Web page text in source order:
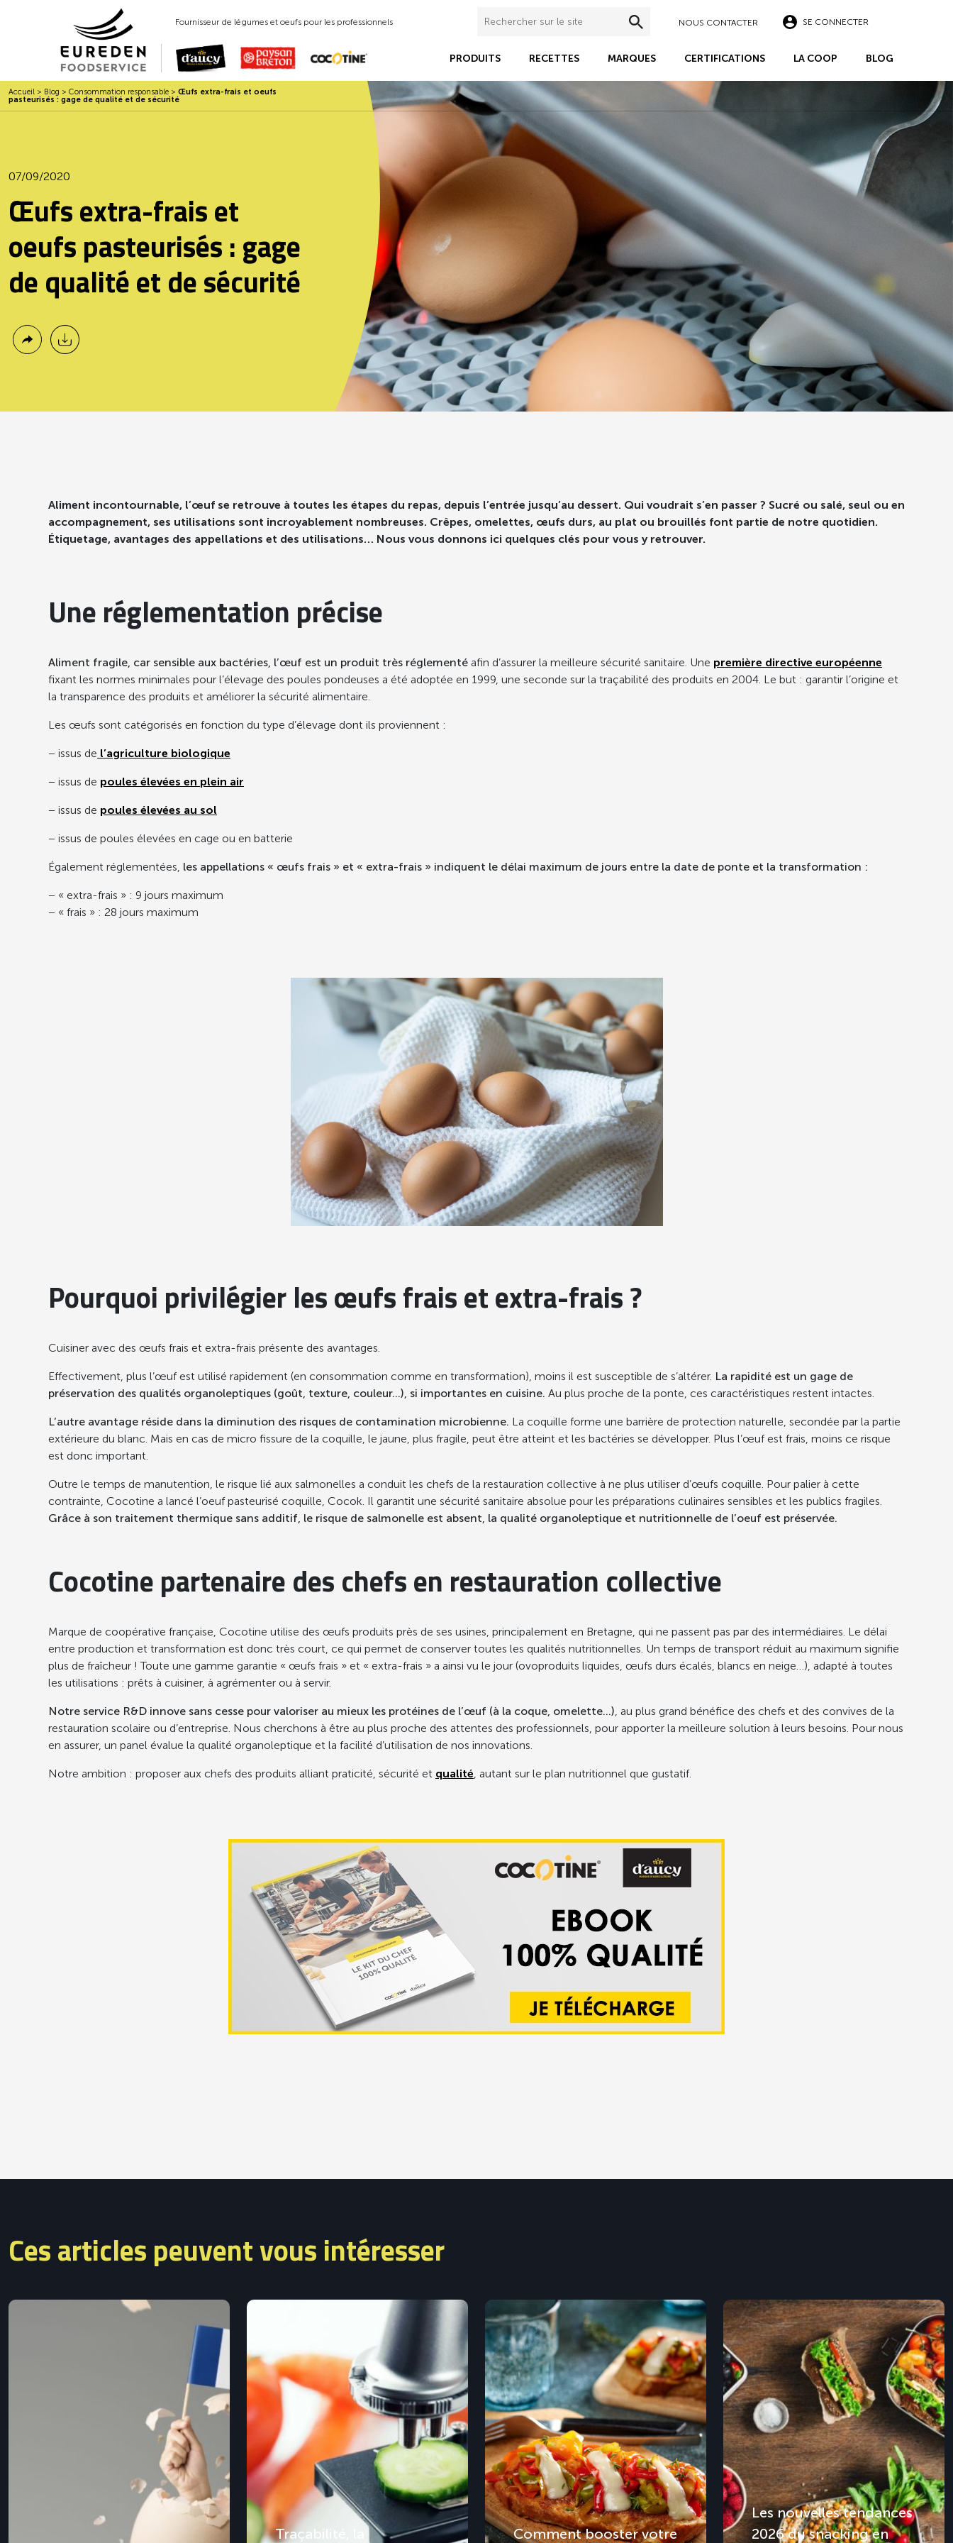
Fournisseur de légumes et oeufs pour les professionnels NOUS CONTACTER SE CONNECTER
PRODUITS RECETTES MARQUES CERTIFICATIONS LA COOP BLOG
Accueil > Blog > Consommation responsable > Œufs extra-frais et oeufs
pasteurisés : gage de qualité et de sécurité
07/09/2020
Œufs extra-frais et
oeufs pasteurisés : gage
de qualité et de sécurité
Aliment incontournable, l’œuf se retrouve à toutes les étapes du repas, depuis l’entrée jusqu’au dessert. Qui voudrait s’en passer ? Sucré ou salé, seul ou en
accompagnement, ses utilisations sont incroyablement nombreuses. Crêpes, omelettes, œufs durs, au plat ou brouillés font partie de notre quotidien.
Étiquetage, avantages des appellations et des utilisations… Nous vous donnons ici quelques clés pour vous y retrouver.
Une réglementation précise
Aliment fragile, car sensible aux bactéries, l’œuf est un produit très réglementé afin d’assurer la meilleure sécurité sanitaire. Une première directive européenne
fixant les normes minimales pour l’élevage des poules pondeuses a été adoptée en 1999, une seconde sur la traçabilité des produits en 2004. Le but : garantir l’origine et
la transparence des produits et améliorer la sécurité alimentaire.
Les œufs sont catégorisés en fonction du type d’élevage dont ils proviennent :
− issus de l’agriculture biologique
− issus de poules élevées en plein air
− issus de poules élevées au sol
− issus de poules élevées en cage ou en batterie
Également réglementées, les appellations « œufs frais » et « extra-frais » indiquent le délai maximum de jours entre la date de ponte et la transformation :
− « extra-frais » : 9 jours maximum
− « frais » : 28 jours maximum
Pourquoi privilégier les œufs frais et extra-frais ?
Cuisiner avec des œufs frais et extra-frais présente des avantages.
Effectivement, plus l’œuf est utilisé rapidement (en consommation comme en transformation), moins il est susceptible de s’altérer. La rapidité est un gage de
préservation des qualités organoleptiques (goût, texture, couleur…), si importantes en cuisine. Au plus proche de la ponte, ces caractéristiques restent intactes.
L’autre avantage réside dans la diminution des risques de contamination microbienne. La coquille forme une barrière de protection naturelle, secondée par la partie
extérieure du blanc. Mais en cas de micro fissure de la coquille, le jaune, plus fragile, peut être atteint et les bactéries se développer. Plus l’œuf est frais, moins ce risque
est donc important.
Outre le temps de manutention, le risque lié aux salmonelles a conduit les chefs de la restauration collective à ne plus utiliser d’œufs coquille. Pour palier à cette
contrainte, Cocotine a lancé l’oeuf pasteurisé coquille, Cocok. Il garantit une sécurité sanitaire absolue pour les préparations culinaires sensibles et les publics fragiles.
Grâce à son traitement thermique sans additif, le risque de salmonelle est absent, la qualité organoleptique et nutritionnelle de l’oeuf est préservée.
Cocotine partenaire des chefs en restauration collective
Marque de coopérative française, Cocotine utilise des œufs produits près de ses usines, principalement en Bretagne, qui ne passent pas par des intermédiaires. Le délai
entre production et transformation est donc très court, ce qui permet de conserver toutes les qualités nutritionnelles. Un temps de transport réduit au maximum signifie
plus de fraîcheur ! Toute une gamme garantie « œufs frais » et « extra-frais » a ainsi vu le jour (ovoproduits liquides, œufs durs écalés, blancs en neige…), adapté à toutes
les utilisations : prêts à cuisiner, à agrémenter ou à servir.
Notre service R&D innove sans cesse pour valoriser au mieux les protéines de l’œuf (à la coque, omelette…), au plus grand bénéfice des chefs et des convives de la
restauration scolaire ou d’entreprise. Nous cherchons à être au plus proche des attentes des professionnels, pour apporter la meilleure solution à leurs besoins. Pour nous
en assurer, un panel évalue la qualité organoleptique et la facilité d’utilisation de nos innovations.
Notre ambition : proposer aux chefs des produits alliant praticité, sécurité et qualité, autant sur le plan nutritionnel que gustatif.
Ces articles peuvent vous intéresser
Traçabilité, la Comment booster votre
Les nouvelles tendances
2026 du snacking en